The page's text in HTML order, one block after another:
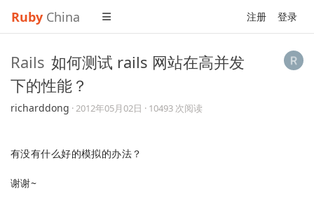
Ruby China 注册 登录
Rails 如何测试 rails 网站在高并发
下的性能？
richarddong ·2012年05月02日 · 10493 次阅读
有没有什么好的模拟的办法？
谢谢~